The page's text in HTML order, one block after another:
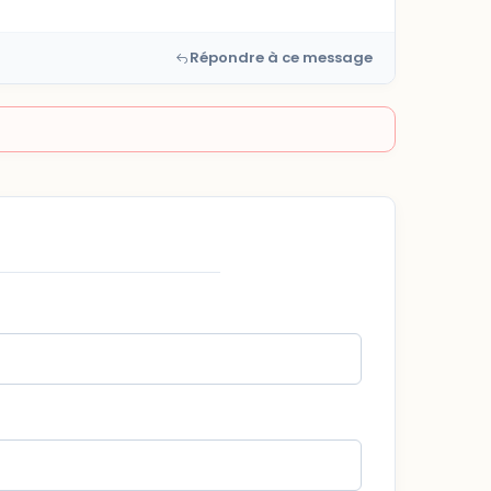
Répondre à ce message